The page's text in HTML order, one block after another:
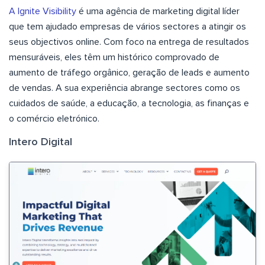
A Ignite Visibility é uma agência de marketing digital líder
que tem ajudado empresas de vários sectores a atingir os
seus objectivos online. Com foco na entrega de resultados
mensuráveis, eles têm um histórico comprovado de
aumento de tráfego orgânico, geração de leads e aumento
de vendas. A sua experiência abrange sectores como os
cuidados de saúde, a educação, a tecnologia, as finanças e
o comércio eletrónico.
Intero Digital